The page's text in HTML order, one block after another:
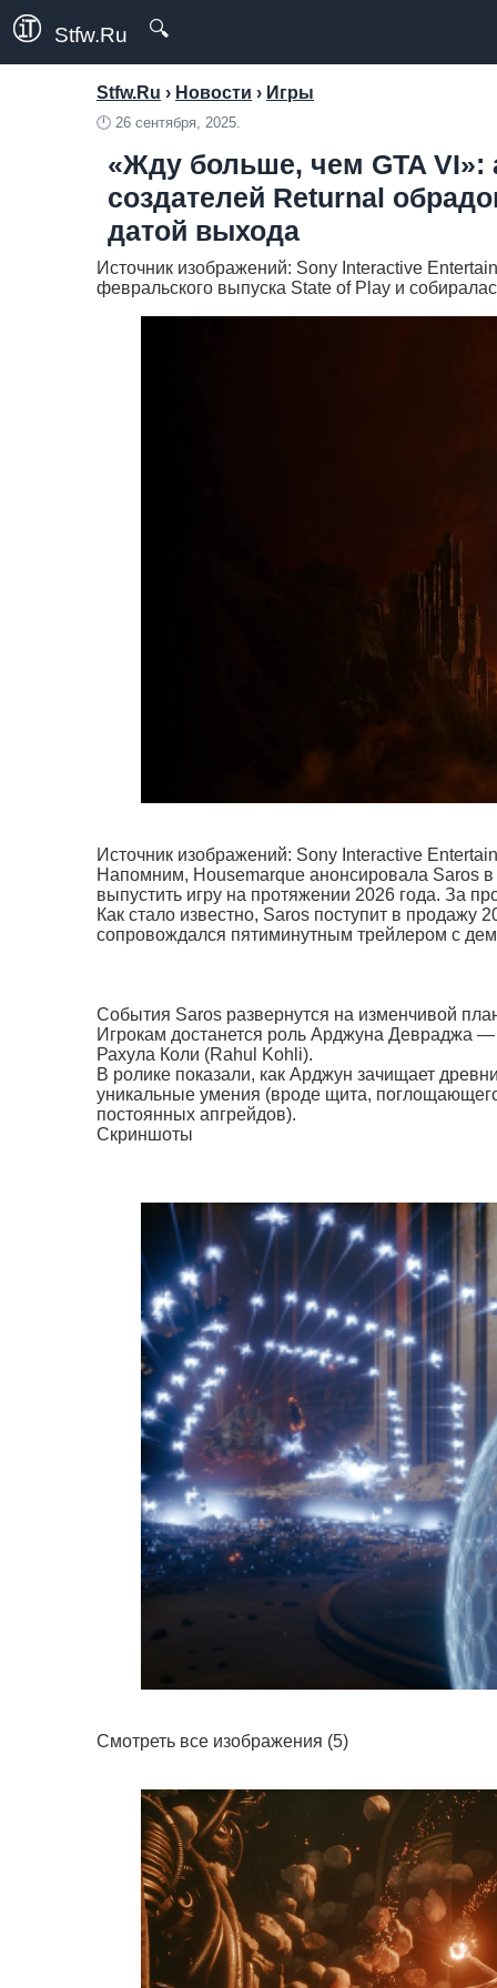
Stfw.Ru 🔍
Stfw.Ru › Новости › Игры
🕛 26 сентября, 2025.
«Жду больше, чем GTA VI»:
создателей Returnal
датой выхода
Источник изображений: Sony Interactive
февральского выпуска State of Play и
Источник изображений: Sony Interactive
Напомним, Housemarque анонсировала Saros
выпустить игру на протяжении 2026 года. За
Как стало известно, Saros поступит в
сопровождался пятиминутным трейлером с
События Saros развернутся на изменчивой
Игрокам достанется роль Арджуна Девраджа
Рахула Коли (Rahul Kohli).
В ролике показали, как Арджун зачищает
уникальные умения (вроде щита,
постоянных апгрейдов).
Скриншоты
Смотреть все изображения (5)